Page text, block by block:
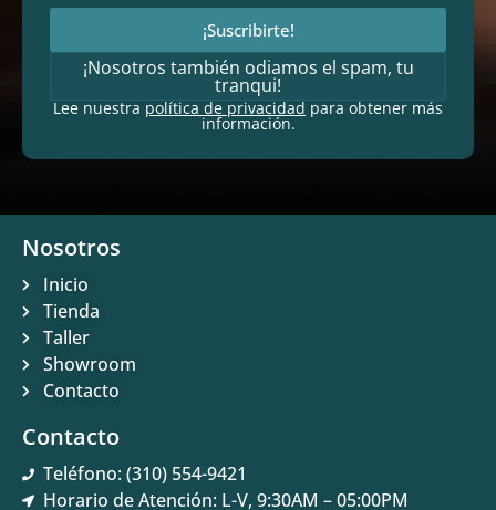
¡Suscribirte!
¡Nosotros también odiamos el spam, tu
tranqui!
Lee nuestrapolítica de privacidadpara obtener más
información.
Nosotros
Inicio
Tienda
Taller
Showroom
Contacto
Contacto
Teléfono: (310) 554-9421
Horario de Atención: L-V, 9:30AM – 05:00PM